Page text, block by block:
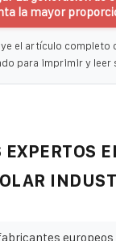
la mayor
el artículo completo
para imprimir y leer
EXPERTOS
europeos